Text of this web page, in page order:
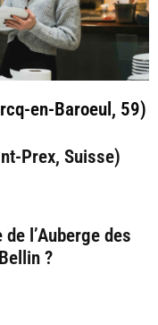
en-Baroeul, 59)
Prex, Suisse)
l’Auberge des
?